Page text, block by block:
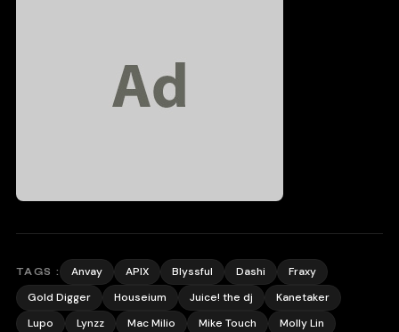
TAGS : Anvay APIX Blyssful Dashi
Fraxy
Gold Digger
Houseium Juice! the dj
Kanetaker
Lupo
Lynzz Mac Milio Mike Touch
Molly Lin